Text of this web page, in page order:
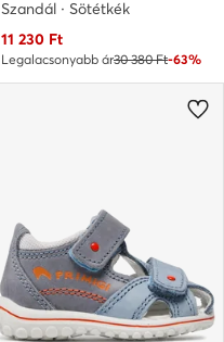
Szandál · Sötétkék
Aktuális ár
11 230 Ft
Legalacsonyabb ár30 380 Ft-63%